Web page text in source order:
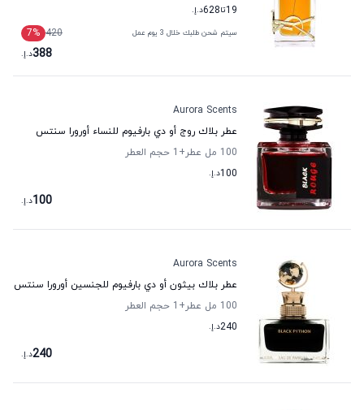
19تا628د.إ.
سيتم شحن طلبك خلال 3 يوم عمل 420
7%
388د.إ.
Aurora Scents
عطر بلاك روج أو دي بارفيوم للنساء أورورا سنتس
100 مل عطر
+1
حجم العطر
100د.إ.
100د.إ.
Aurora Scents
عطر بلاك بيثون أو دي بارفيوم للجنسين أورورا سنتس
100 مل عطر
+1
حجم العطر
240د.إ.
240د.إ.